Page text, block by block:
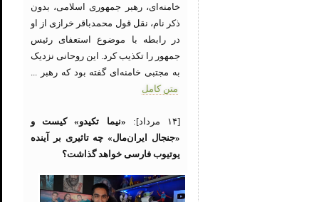
خامنه‌ای، رهبر جمهوری اسلامی، بدون
ذکر نام، نقل قول محمدباقر خرازی از او
در رابطه با موضوع استعفای رئیس
جمهور را تکذیب کرد. این روحانی نزدیک
به مجتبی خامنه‌ای گفته بود که رهبر ...
متن کامل
[۱۴ مرداد]:
«نیما تکیدو» کیست و
«جنجال ایران‌مال» چه تاثیری بر آینده
یوتیوب فارسی خواهد گذاشت؟